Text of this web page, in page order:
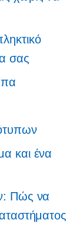
σας
και ένα
Πώς να